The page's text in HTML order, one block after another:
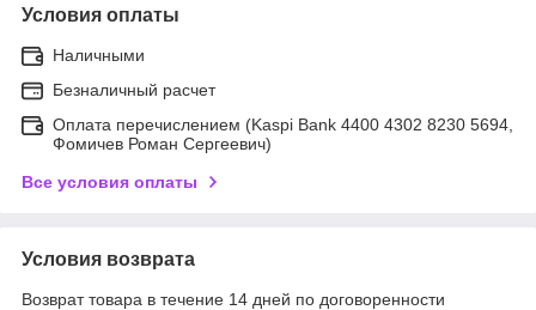
Условия оплаты
Наличными
Безналичный расчет
Оплата перечислением (Kaspi Bank 4400 4302 8230 5694,
Фомичев Роман Сергеевич)
Все условия оплаты
Условия возврата
Возврат товара в течение 14 дней по договоренности